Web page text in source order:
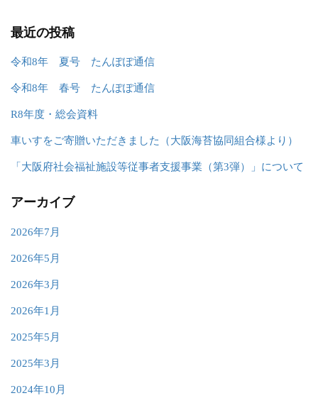
最近の投稿
令和8年 夏号 たんぽぽ通信
令和8年 春号 たんぽぽ通信
R8年度・総会資料
車いすをご寄贈いただきました（大阪海苔協同組合様より）
「大阪府社会福祉施設等従事者支援事業（第3弾）」について
アーカイブ
2026年7月
2026年5月
2026年3月
2026年1月
2025年5月
2025年3月
2024年10月